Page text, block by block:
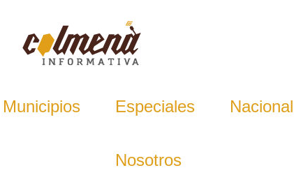
Municipios Especiales Nacional
Nosotros